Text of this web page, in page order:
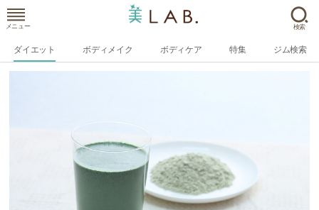
メニュー 検索
ダイエット ボディメイク ボディケア 特集 ジム検索